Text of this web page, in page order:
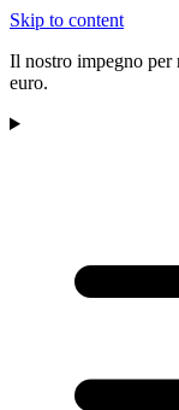
Skip to content
Il nostro impegno
euro.